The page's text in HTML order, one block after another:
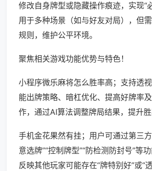
修改自身牌型或隐藏操作痕迹，实现“
用于多种场景（如与好友对局），但
规则，维护公平环境。
聚焦相关游戏功能优势与特色！
小程序微乐麻将怎么胜率高；支持透
能出牌策略、暗杠优化、提高好牌率
作，通过AI算法调整牌局结果，提升胜
手机金花果然有挂；用户可通过第三
意选牌”“控制牌型”“防检测防封号”等
反映其他玩家可能存在“牌特别好”或“